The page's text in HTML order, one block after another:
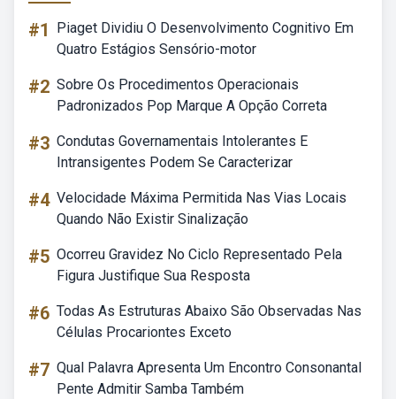
#1
Piaget Dividiu O Desenvolvimento Cognitivo Em
Quatro Estágios Sensório-motor
#2 Sobre Os Procedimentos Operacionais
Padronizados Pop Marque A Opção Correta
#3 Condutas Governamentais Intolerantes E
Intransigentes Podem Se Caracterizar
#4 Velocidade Máxima Permitida Nas Vias Locais
Quando Não Existir Sinalização
#5 Ocorreu Gravidez No Ciclo Representado Pela
Figura Justifique Sua Resposta
#6 Todas As Estruturas Abaixo São Observadas Nas
Células Procariontes Exceto
#7 Qual Palavra Apresenta Um Encontro Consonantal
Pente Admitir Samba Também